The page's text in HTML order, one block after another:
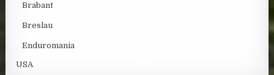
Brabant
Breslau
Enduromania
USA